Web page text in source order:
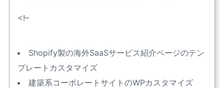
<!–
Shopify製の海外SaaSサービス紹介ページのテン
プレートカスタマイズ
建築系コーポレートサイトのWPカスタマイズ